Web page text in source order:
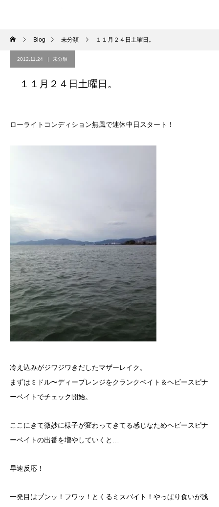
Blog 未分類 １１月２４日土曜日。
2012.11.24 未分類
１１月２４日土曜日。
ローライトコンディション無風で連休中日スタート！
冷え込みがジワジワきだしたマザーレイク。
まずはミドル〜ディープレンジをクランクベイト＆ヘビースピナ
ーベイトでチェック開始。
ここにきて微妙に様子が変わってきてる感じなためヘビースピナ
ーベイトの出番を増やしていくと…
早速反応！
一発目はプンッ！フワッ！とくるミスバイト！やっぱり食いが浅